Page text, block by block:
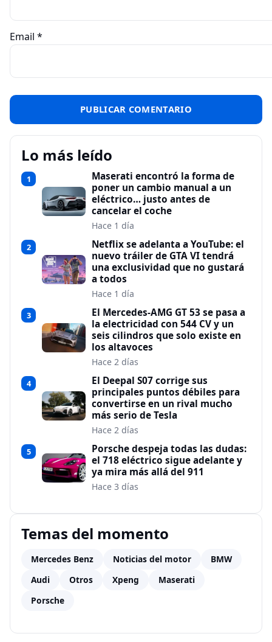
Email *
Lo más leído
1
Maserati encontró la forma de
poner un cambio manual a un
eléctrico… justo antes de
cancelar el coche
Hace 1 día
2
Netflix se adelanta a YouTube: el
nuevo tráiler de GTA VI tendrá
una exclusividad que no gustará
a todos
Hace 1 día
3
El Mercedes-AMG GT 53 se pasa a
la electricidad con 544 CV y un
seis cilindros que solo existe en
los altavoces
Hace 2 días
4
El Deepal S07 corrige sus
principales puntos débiles para
convertirse en un rival mucho
más serio de Tesla
Hace 2 días
5
Porsche despeja todas las dudas:
el 718 eléctrico sigue adelante y
ya mira más allá del 911
Hace 3 días
Temas del momento
Mercedes Benz Noticias del motor
BMW
Audi
Otros Xpeng
Maserati
Porsche